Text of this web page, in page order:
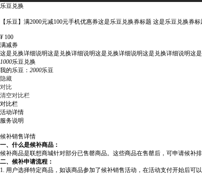
乐豆兑换
【乐豆】满2000元减100元手机优惠券这是乐豆兑换券标题 这是乐豆兑换券标
¥ 100
满减券
这是兑换详细说明这是兑换详细说明这是兑换详细说明这是兑换详细说明这
1000乐豆兑换
我的乐豆： 2000乐豆
隐藏
对比
清空对比栏
对比栏
活动详情
服务说明
候补销售详情
一、什么是候补商品：
候补商品是联想商城针对部分已售罄商品。这些商品在售罄后，可申请候补
二、候补申请流程：
1. 用户选择特定商品，如该商品参加了候补销售活动，在活动支付开始后可